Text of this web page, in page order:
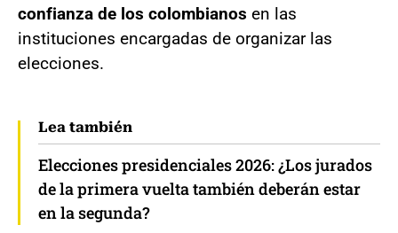
confianza de los colombianos en las
instituciones encargadas de organizar las
elecciones.
Lea también
Elecciones presidenciales 2026: ¿Los jurados
de la primera vuelta también deberán estar
en la segunda?